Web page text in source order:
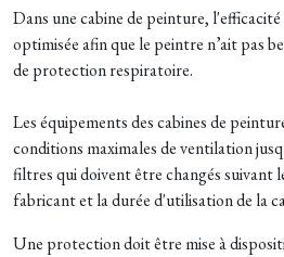
Dans une cabine de peinture,
optimisée afin que le peintre n’ait pas
de protection respiratoire.
Les équipements des cabines de
conditions maximales de ventilation
filtres qui doivent être changés suivant
fabricant et la durée d'utilisation de la
​Une protection doit être mise à